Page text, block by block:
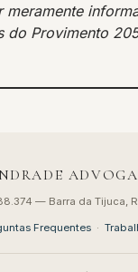
meramente
do Provimento
— Barra da Tijuca,
Frequentes ·